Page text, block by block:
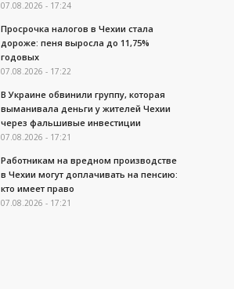
07.08.2026 - 17:24
Просрочка налогов в Чехии стала
дороже: пеня выросла до 11,75%
годовых
07.08.2026 - 17:22
В Украине обвинили группу, которая
выманивала деньги у жителей Чехии
через фальшивые инвестиции
07.08.2026 - 17:21
Работникам на вредном производстве
в Чехии могут доплачивать на пенсию:
кто имеет право
07.08.2026 - 17:21